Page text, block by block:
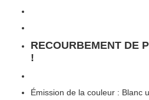
RECOURBEMENT DE
!
Émission de la couleur : Blanc